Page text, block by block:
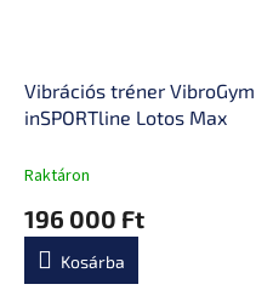
Vibrációs tréner VibroGym
inSPORTline Lotos Max
Raktáron
196 000 Ft
Kosárba